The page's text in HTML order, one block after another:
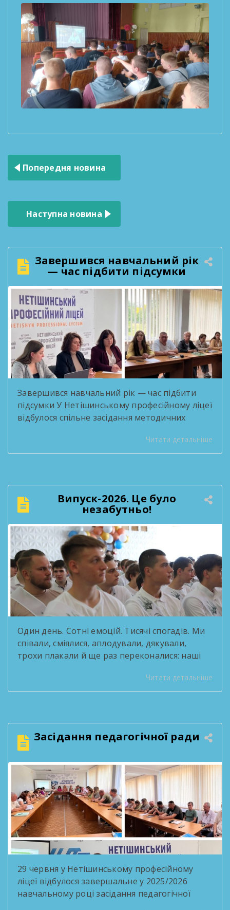
Навігація
записів
Попередня новина
Наступна новина
Завершився навчальний рік
— час підбити підсумки
Завершився навчальний рік — час підбити
підсумки У Нетішинському професійному ліцеї
відбулося спільне засідання методичних
2025/2026 навчальний рік. Педагоги
поділилися здобутками методичної роботи,
рік. Такі зустрічі — нагода озирнутися на
пройдений шлях і побачити, скільки цінного
зроблено спільними зусиллями колективу. […]
Читати детальніше
Випуск-2026. Це було
незабутньо!
Один день. Сотні емоцій. Тисячі спогадів. Ми
співали, сміялися, аплодували, дякували,
трохи плакали й ще раз переконалися: наші
навчання вони стали серцем творчих
проєктів, переможцями конкурсів, активними
перемоги. Але […]
Читати детальніше
Засідання педагогічної ради
29 червня у Нетішинському професійному
ліцеї відбулося завершальне у 2025/2026
навчальному році засідання педагогічної